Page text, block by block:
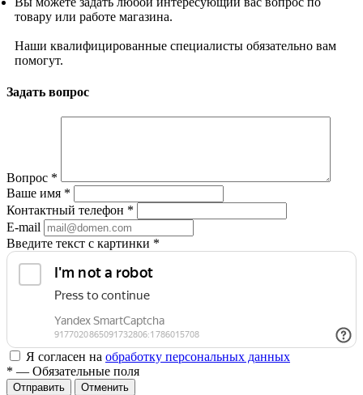
товару или работе магазина.
Наши квалифицированные специалисты обязательно вам
помогут.
Задать вопрос
Вопрос *
Ваше имя *
Контактный телефон *
E-mail
Введите текст с картинки *
Я согласен на обработку персональных данных
* — Обязательные поля
Отменить